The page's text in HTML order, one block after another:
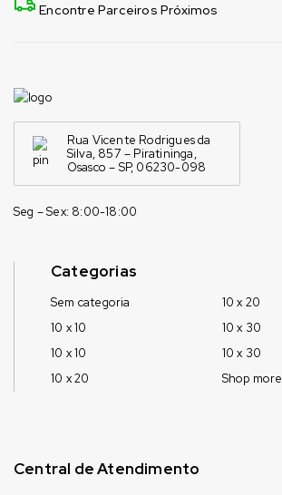
Encontre Parceiros Próximos
Rua Vicente Rodrigues da
Silva, 857 – Piratininga,
Osasco – SP, 06230-098
Seg – Sex: 8:00-18:00
Categorias
Sem categoria
10 x 10
10 x 10
10 x 20
10 x 20
10 x 30
10 x 30
Shop more
Central de Atendimento